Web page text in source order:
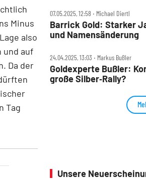
Minus
also
und auf
Da der
Tag
07.05.2025, 12:58 ‧ Michael Diertl
Barrick Gold: Starker
und Namensänderung
24.04.2025, 13:03 ‧ Markus Bußler
Goldexperte Bußler:
große Silber‑Rally?
Unsere